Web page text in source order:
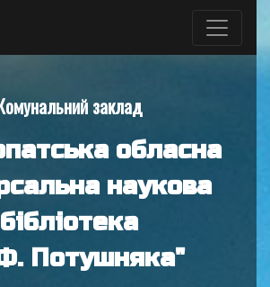
заклад
обласна
наукова
бібліотека
Потушняка"